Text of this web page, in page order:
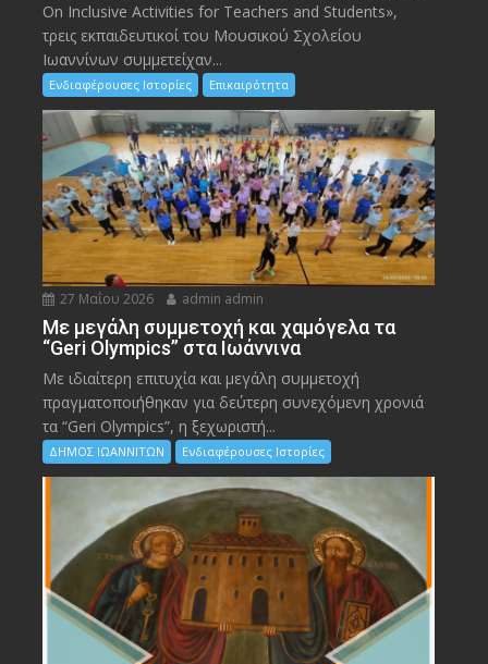
On Inclusive Activities for Teachers and Students»,
τρεις εκπαιδευτικοί του Μουσικού Σχολείου
Ιωαννίνων συμμετείχαν...
Ενδιαφέρουσες Ιστορίες Επικαιρότητα
27 Μαΐου 2026 admin admin
Με μεγάλη συμμετοχή και χαμόγελα τα
“Geri Olympics” στα Ιωάννινα
Με ιδιαίτερη επιτυχία και μεγάλη συμμετοχή
πραγματοποιήθηκαν για δεύτερη συνεχόμενη χρονιά
τα “Geri Olympics”, η ξεχωριστή...
ΔΗΜΟΣ ΙΩΑΝΝΙΤΩΝ Ενδιαφέρουσες Ιστορίες